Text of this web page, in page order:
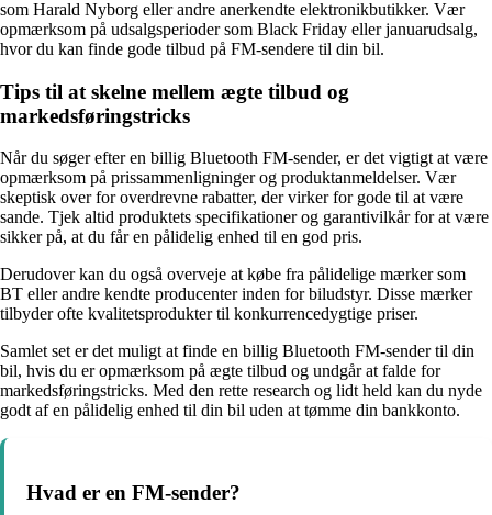
som Harald Nyborg eller andre anerkendte elektronikbutikker. Vær
opmærksom på udsalgsperioder som Black Friday eller januarudsalg,
hvor du kan finde gode tilbud på FM-sendere til din bil.
Tips til at skelne mellem ægte tilbud og
markedsføringstricks
Når du søger efter en billig Bluetooth FM-sender, er det vigtigt at være
opmærksom på prissammenligninger og produktanmeldelser. Vær
skeptisk over for overdrevne rabatter, der virker for gode til at være
sande. Tjek altid produktets specifikationer og garantivilkår for at være
sikker på, at du får en pålidelig enhed til en god pris.
Derudover kan du også overveje at købe fra pålidelige mærker som
BT eller andre kendte producenter inden for biludstyr. Disse mærker
tilbyder ofte kvalitetsprodukter til konkurrencedygtige priser.
Samlet set er det muligt at finde en billig Bluetooth FM-sender til din
bil, hvis du er opmærksom på ægte tilbud og undgår at falde for
markedsføringstricks. Med den rette research og lidt held kan du nyde
godt af en pålidelig enhed til din bil uden at tømme din bankkonto.
Hvad er en FM-sender?